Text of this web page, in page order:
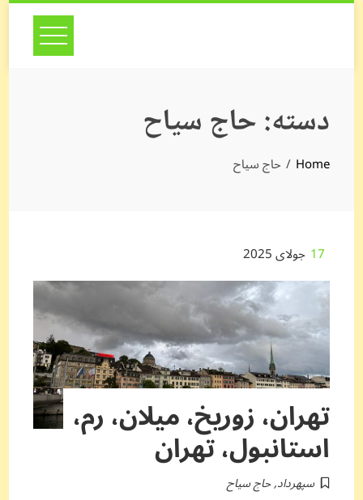
Skip
دسته:حاج سیاح
Home حاج سیاح
17 جولای 2025
تهران، زوریخ، میلان، رم،
استانبول، تهران
سپهرداد,حاج سیاح